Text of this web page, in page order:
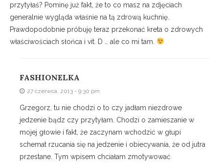
przytyłaś? Pominę już fakt, że to co masz na zdjęciach
generalnie wygląda właśnie na tą zdrową kuchnię.
Prawdopodobnie próbuję teraz przekonać kreta o zdrowych
właściwościach słońca i vit. D … ale co mi tam.
FASHIONELKA
27 czerwca, 2013 - 9:30 pm
Grzegorz, tu nie chodzi o to czy jadłam niezdrowe
jedzenie bądz czy przytyłam. Chodzi o zamieszanie w
mojej głowie i fakt, że zaczynam wchodzić w głupi
schemat rzucania się na jedzenie i obiecywania, że od jutra
przestane. Tym wpisem chciałam zmotywować